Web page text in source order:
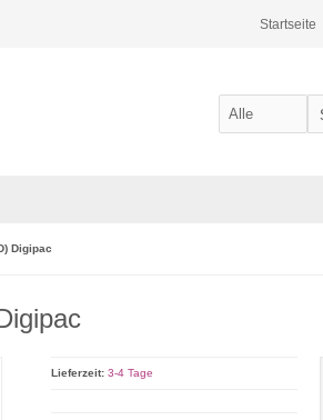
Startseite
Digipac
Lieferzeit: 3-4 Tage